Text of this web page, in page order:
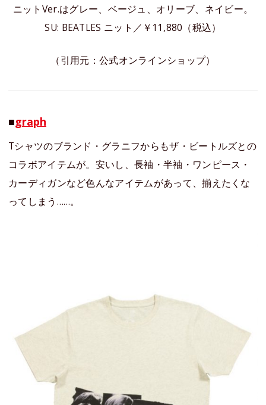
ニットVer.はグレー、ベージュ、オリーブ、ネイビー。
SU: BEATLES ニット／￥11,880（税込）
（引用元：公式オンラインショップ）
■graph
Tシャツのブランド・グラニフからもザ・ビートルズとの
コラボアイテムが。安いし、長袖・半袖・ワンピース・
カーディガンなど色んなアイテムがあって、揃えたくな
ってしまう……。